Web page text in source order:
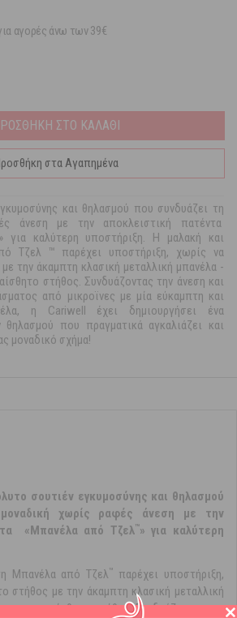
αγορές άνω των 39€
ΣΤΟ ΚΑΛΑΘΙ
στα Αγαπημένα
και θηλασμού που συνδυάζει τη
άνεση με την αποκλειστική πατέντα
για καλύτερη υποστήριξη. Η μαλακή και
Τζελ ™ παρέχει υποστήριξη, χωρίς να
την άκαμπτη κλασική μεταλλική μπανέλα -
στήθος. Συνδυάζοντας την άνεση και
από μικροϊνες με μία εύκαμπτη και
η Cariwell έχει δημιουργήσει ένα
θηλασμού που πραγματικά αγκαλιάζει και
μοναδικό σχήμα!
σουτιέν εγκυμοσύνης και θηλασμού
χωρίς ραφές άνεση με την
«Μπανέλα από Τζελ™» για καλύτερη
Μπανέλα από Τζελ™
παρέχει υποστήριξη,
στήθος με την άκαμπτη κλασική μεταλλική
το ευαίσθητο στήθος. Συνδυάζοντας την